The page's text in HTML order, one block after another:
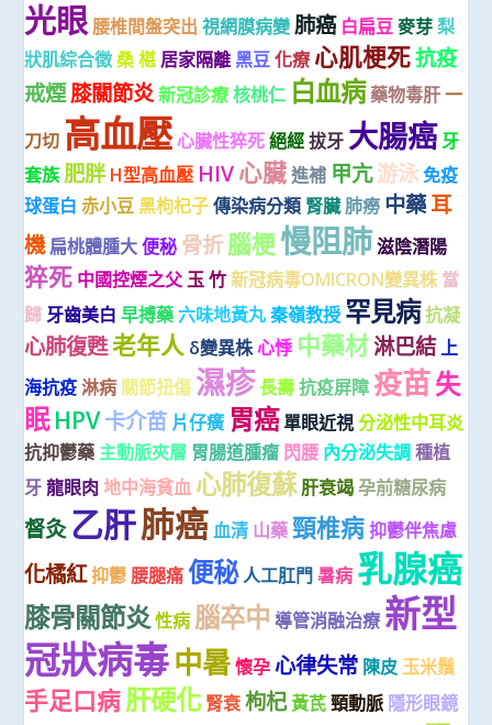
光眼 腰椎間盤突出 視網膜病變 肺癌 白扁豆 麥芽 梨
狀肌綜合徵 桑 椹 居家隔離 黑豆 化療 心肌梗死抗疫
戒煙膝關節炎新冠診療 核桃仁 白血病 藥物毒肝 一
刀切 高血壓心臟性猝死 絕經 拔牙 大腸癌牙
套族 肥胖 H型高血壓 HIV心臟 進補 甲亢游泳免疫
球蛋白 赤小豆 黑枸杞子 傳染病分類 腎臟肺癆 中藥耳
機 扁桃體腫大 便秘 骨折腦梗慢阻肺 滋陰潛陽
猝死 中國控煙之父 玉 竹 新冠病毒OMICRON變異株 當
歸 牙齒美白 早搏藥 六味地黃丸 秦嶺教授 罕見病抗凝
心肺復甦老年人 δ變異株心悸 中藥材淋巴結上
海抗疫 淋病 關節扭傷 濕疹長壽 抗疫屏障 疫苗失
眠HPV卡介苗 片仔癀 胃癌 單眼近視 分泌性中耳炎
抗抑鬱藥 主動脈夾層 胃腸道腫瘤 閃腰 內分泌失調 種植
牙 龍眼肉 地中海貧血 心肺復蘇 肝衰竭 孕前糖尿病
督灸 乙肝肺癌 血清 山藥 頸椎病 抑鬱伴焦慮
化橘紅抑鬱 腰腿痛 便秘人工肛門 暑病 乳腺癌
膝骨關節炎性病 腦卒中 導管消融治療 新型
冠狀病毒中暑 懷孕 心律失常 陳皮 玉米鬚
手足口病肝硬化 腎衰 枸杞黃芪 頸動脈 隱形眼鏡